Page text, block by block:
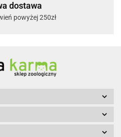
dostawa
powyżej 250zł